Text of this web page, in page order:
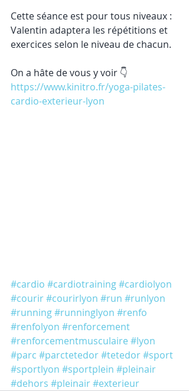
Cette séance est pour tous niveaux :
Valentin adaptera les répétitions et
exercices selon le niveau de chacun.
On a hâte de vous y voir 👇
https://www.kinitro.fr/yoga-pilates-
cardio-exterieur-lyon
#cardio #cardiotraining#cardiolyon
#courir#courirlyon #run #runlyon
#running#runninglyon #renfo
#renfolyon #renforcement
#renforcementmusculaire #lyon
#parc #parctetedor#tetedor#sport
#sportlyon #sportplein #pleinair
#dehors #pleinair#exterieur